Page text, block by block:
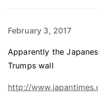
February 3, 2017
Apparently the
Trumps wall
http://